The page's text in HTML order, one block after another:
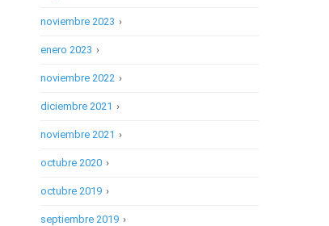
›
noviembre 2023
›
enero 2023
›
noviembre 2022
›
diciembre 2021
›
noviembre 2021
›
octubre 2020
›
octubre 2019
›
septiembre 2019